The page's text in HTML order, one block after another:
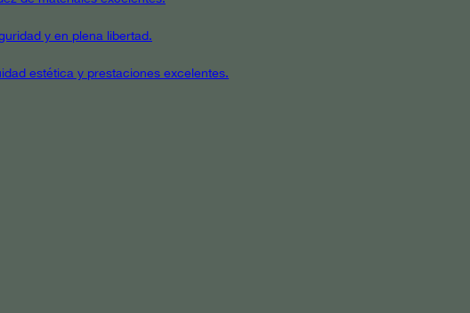
y en plena libertad.
estética y prestaciones excelentes.